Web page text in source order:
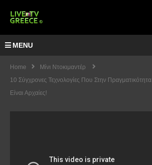
MENU
Home
Μίνι Ντοκιμαντέρ
10 Σύγχρονες Τεχνολογίες Που Στην Πραγματικότητα
Είναι Αρχαίες!